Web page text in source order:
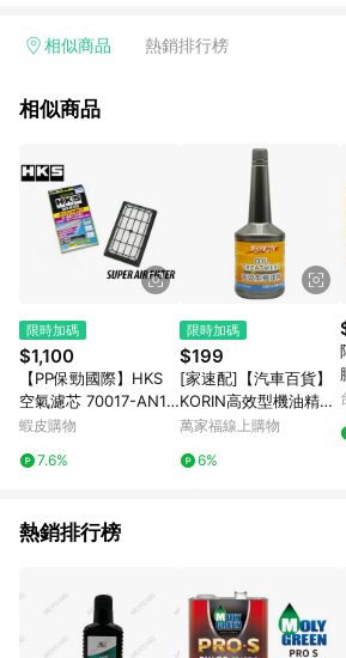
單，皆不在點數回饋範圍內。 3. 如購買以下類
球嚴選、商城、專案商品、「草莓網」全館商品
回饋。 5. 點數回饋會扣除所有折扣優惠後之最
實際回饋請依LINE購物通知為主。 6. 訂單如
ETMall站內之折扣優惠(包含但不限於東森幣、
券等)，不具點數回饋資格。詳細請依東森購物
顯示為準。 7. LINE購物設有「單一商品最高
殊活動時開放「回饋無上限」)，以同一訂單中
計算，並依訂單成立時間當下LINE購物所設定
8. LINE購物為購物資訊整合性平台，商品資料
如顯示之商品規格、顏色、價位、贈品與東森購
頁不符，以銷售網頁標示為準。 9. 若有贈點爭
日期+180天以內至LINE購物客服洽詢；若超
行申訴，恕無法贈點回饋。 10. 部分點數紅包僅
用，或不適用於無回饋商品。各點數紅包之適用
請依點數紅包頁面規則為準。
相似商品 熱銷排行榜
相似商品
限時加碼
$1,100
【PP保勁國際】HKS
空氣濾芯 70017-AN10
1 適用 NISSAN 350Z
蝦皮購物
7.6%
限時加碼
$199
[家速配]【汽車百貨】
KORIN高效型機油精35
5ml
萬家福線上購物
6%
熱銷排行榜